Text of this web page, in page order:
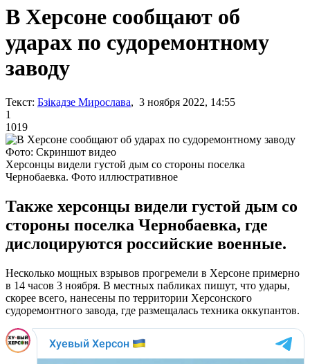
В Херсоне сообщают об
ударах по судоремонтному
заводу
Текст: Бзікадзе Мирослава, 3 ноября 2022, 14:55
1
1019
Фото: Скриншот видео
Херсонцы видели густой дым со стороны поселка
Чернобаевка. Фото иллюстративное
Также херсонцы видели густой дым со
стороны поселка Чернобаевка, где
дислоцируются российские военные.
Несколько мощных взрывов прогремели в Херсоне примерно
в 14 часов 3 ноября. В местных пабликах пишут, что удары,
скорее всего, нанесены по территории Херсонского
судоремонтного завода, где размещалась техника оккупантов.